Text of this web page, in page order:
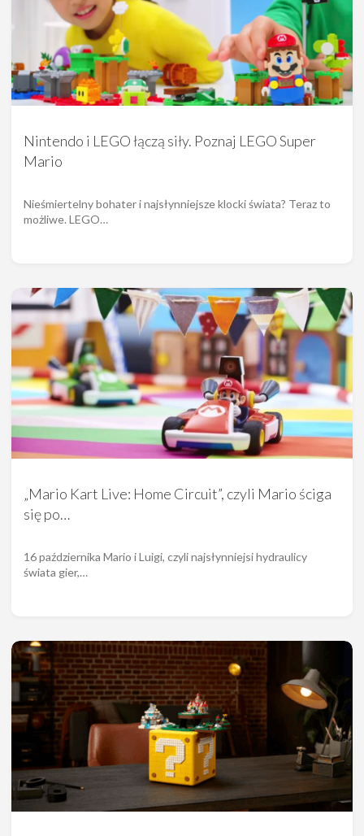
Nintendo i LEGO łączą siły. Poznaj LEGO Super
Mario
Nieśmiertelny bohater i najsłynniejsze klocki świata? Teraz to
możliwe. LEGO…
„Mario Kart Live: Home Circuit”, czyli Mario ściga
się po…
16 października Mario i Luigi, czyli najsłynniejsi hydraulicy
świata gier,…